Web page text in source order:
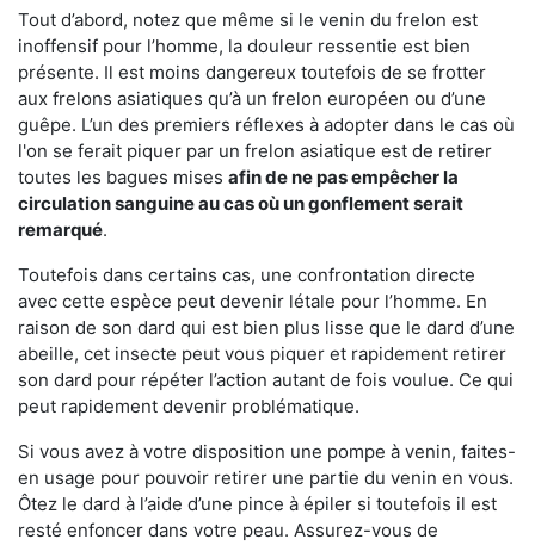
Tout d’abord, notez que même si le venin du frelon est
inoffensif pour l’homme, la douleur ressentie est bien
présente. Il est moins dangereux toutefois de se frotter
aux frelons asiatiques qu’à un frelon européen ou d’une
guêpe. L’un des premiers réflexes à adopter dans le cas où
l'on se ferait piquer par un frelon asiatique est de retirer
toutes les bagues mises afin de ne pas empêcher la
circulation sanguine au cas où un gonflement serait
remarqué.
Toutefois dans certains cas, une confrontation directe
avec cette espèce peut devenir létale pour l’homme. En
raison de son dard qui est bien plus lisse que le dard d’une
abeille, cet insecte peut vous piquer et rapidement retirer
son dard pour répéter l’action autant de fois voulue. Ce qui
peut rapidement devenir problématique.
Si vous avez à votre disposition une pompe à venin, faites-
en usage pour pouvoir retirer une partie du venin en vous.
Ôtez le dard à l’aide d’une pince à épiler si toutefois il est
resté enfoncer dans votre peau. Assurez-vous de